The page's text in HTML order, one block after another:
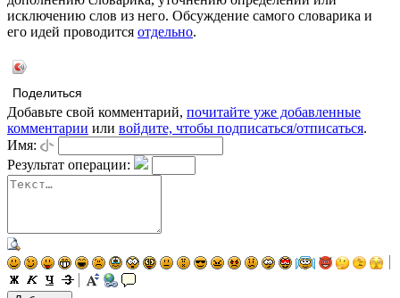
исключению слов из него. Обсуждение самого словарика и
его идей проводится отдельно.
Поделиться
Добавьте свой комментарий, почитайте уже добавленные
комментарии или войдите, чтобы подписаться/отписаться.
Имя:
Результат операции: